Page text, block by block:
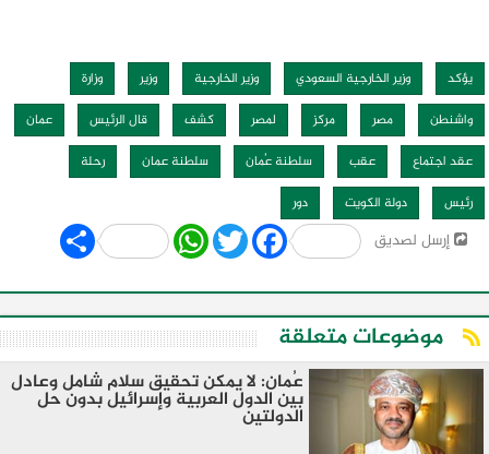
يؤكد وزير الخارجية السعودي وزير الخارجية وزير
وزارة
واشنطن
مصر مركز لمصر كشف قال الرئيس
عمان
عقد اجتماع
عقب سلطنة عُمان سلطنة عمان
رحلة
رئيس
دولة الكويت دور
إرسل لصديق Share WhatsApp
Twitter Facebook
موضوعات متعلقة
عُمان: لا يمكن تحقيق سلام شامل وعادل
بين الدول العربية وإسرائيل بدون حل
الدولتين